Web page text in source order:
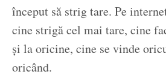
început să strig tare. Pe
cine strigă cel mai tare, cine
și la oricine, cine se vinde
oricând.